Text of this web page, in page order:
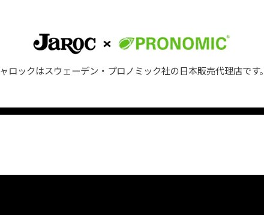
ロックはスウェーデン・プロノミック社の日本販売代理店です